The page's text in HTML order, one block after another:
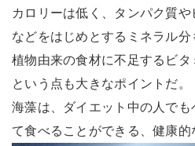
カロリーは低く、タンパク質
などをはじめとするミネラル分
植物由来の食材に不足するビ
という点も大きなポイントだ。
海藻は、ダイエット中の人で
て食べることができる、健康的